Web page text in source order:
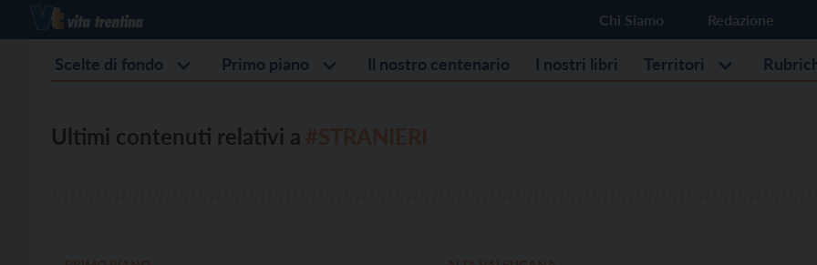
Chi Siamo Redazione
Scelte di fondo Primo piano Il nostro centenario I nostri libri Territori
Ultimi contenuti relativi a